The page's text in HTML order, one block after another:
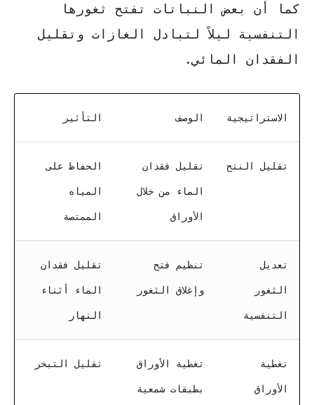
كما أن بعض النباتات تفتح ثغورها
التنفسية ليلاً لتبادل الغازات وتقليل
الفقدان المائي.
الاستراتيجية الوصف التأثير
تقليل النتح تقليل فقدان
الماء من خلال
الأوراق
الحفاظ على
المياه
الممتصة
تعديل
الثغور
التنفسية
تنظيم فتح
وإغلاق الثغور
تقليل فقدان
الماء أثناء
النهار
تغطية
الأوراق
تغطية الأوراق
بطبقات شمعية
تقليل التبخر